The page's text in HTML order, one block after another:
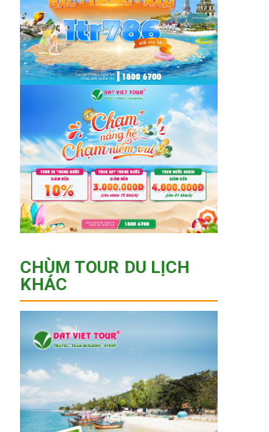
CHÙM TOUR DU LỊCH
KHÁC